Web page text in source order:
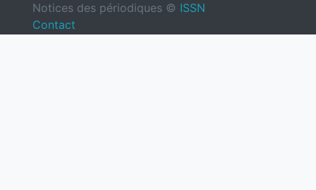
Notices des périodiques © ISSN
Contact